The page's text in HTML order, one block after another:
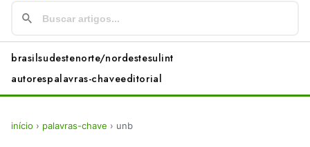
brasilsudestenorte/nordestesulint
autorespalavras-chaveeditorial
início › palavras-chave › unb